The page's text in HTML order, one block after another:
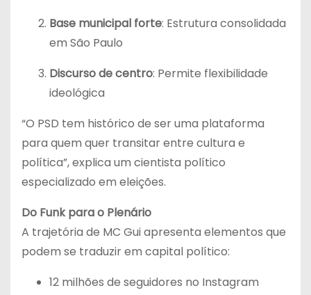
Base municipal forte: Estrutura consolidada
em São Paulo
Discurso de centro: Permite flexibilidade
ideológica
“O PSD tem histórico de ser uma plataforma
para quem quer transitar entre cultura e
política”, explica um cientista político
especializado em eleições.
Do Funk para o Plenário
A trajetória de MC Gui apresenta elementos que
podem se traduzir em capital político:
12 milhões de seguidores no Instagram